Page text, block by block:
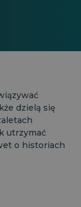
dzielą się
utrzymać
o historiach